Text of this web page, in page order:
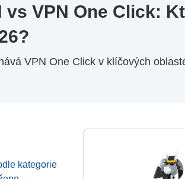
vs VPN One Click:
VPN One Click v klíčových
kategorie